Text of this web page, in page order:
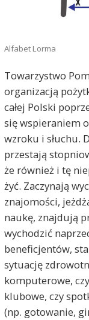
Alfabet Lorma
Towarzystwo
organizacją
całej Polski
się wspieraniem
wzroku i słuchu.
przestają
że również i tę
żyć. Zaczynają
znajomości,
naukę, znajdują
wychodzić
beneficjentów,
sytuację
komputerowe,
klubowe, czy
(np. gotowanie,